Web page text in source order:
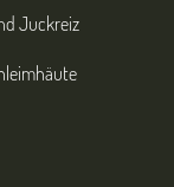
Juckreiz